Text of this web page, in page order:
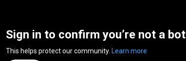
Sign in to confirm you’re not a bot
This helps protect our community. Learn more